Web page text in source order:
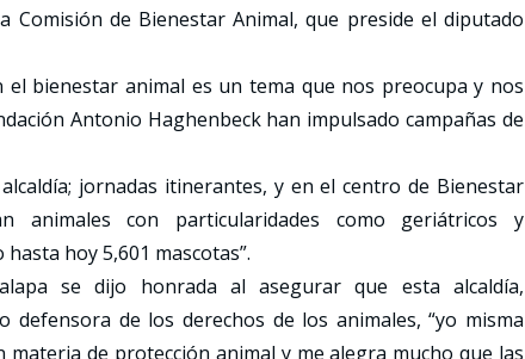
de Bienestar Animal, que preside el diputado
bienestar animal es un tema que nos preocupa y nos
Antonio Haghenbeck han impulsado campañas de
jornadas itinerantes, y en el centro de Bienestar
animales con particularidades como geriátricos y
hoy 5,601 mascotas”.
se dijo honrada al asegurar que esta alcaldía,
defensora de los derechos de los animales, “yo misma
de protección animal y me alegra mucho que las